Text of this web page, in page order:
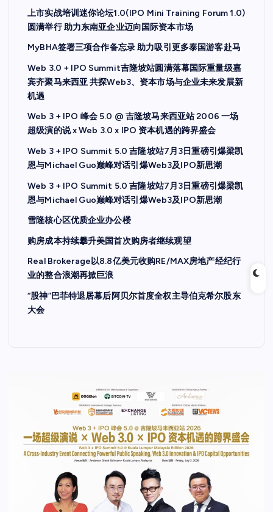
上市实战培训迷你论坛1.0(IPO Mini Training Forum 1.0)
圆满举行 助力东南亚企业迈向国际资本市场
MyBHA签署三项合作备忘录 助力吸引更多泰国游客赴马
Web 3.0 + IPO Summit吉隆坡站圆满落幕国际重量级嘉
宾齐聚马来西亚 共探Web3、资本市场与企业未来发展新
机遇
Web 3 + IPO 峰会 5.0 @ 吉隆坡马来西亚站 2006 一场
超级演的说 x Web 3.0 x IPO 资本机遇的跨界盛会
Web 3 + IPO Summit 5.0 吉隆坡站7月3日重磅引爆梁凯
恩与Michael Guo巅峰对话引爆Web3及IPO新思潮
Web 3 + IPO Summit 5.0 吉隆坡站7月3日重磅引爆梁凯
恩与Michael Guo巅峰对话引爆Web3及IPO新思潮
雪隆核心区优质企业办公楼
购房成本持续攀升美国首次购房者继续观望
Real Brokerage以8.8亿美元收购RE/MAX房地产经纪行
业的整合浪潮再掀巨浪
“股神”巴菲特退居幕后阿贝尔首度全权主导伯克希尔股东
大会